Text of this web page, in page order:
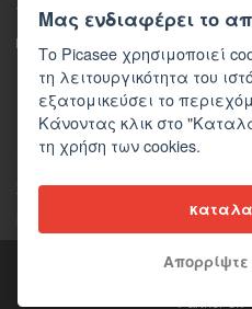
Υπαναχώρηση από τη σύμβαση
Παράπονο
ΕΠΙΚΟΙΝΩΝΊΑ
Επικοινωνία
Φόρμα επικοινωνίας
Χονδρική πώληση
Μέσα ενημέρωσης σχετικά με εμάς
Copyright ©
Partner
Μας ενδιαφέρει το
Το Picasee χρησιμοποιεί
τη λειτουργικότητα του
εξατομικεύσει το
Κάνοντας κλικ στο
τη χρήση των cookies.